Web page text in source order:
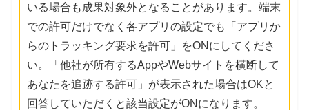
いる場合も成果対象外となることがあります。端末
での許可だけでなく各アプリの設定でも「アプリか
らのトラッキング要求を許可」をONにしてくださ
い。「他社が所有するAppやWebサイトを横断して
あなたを追跡する許可」が表示された場合はOKと
回答していただくと該当設定がONになります。